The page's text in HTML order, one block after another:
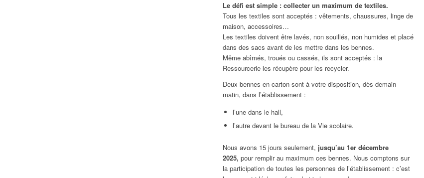
Le défi est simple : collecter un maximum de textiles.
Tous les textiles sont acceptés : vêtements, chaussures, linge de
maison, accessoires…
Les textiles doivent être lavés, non souillés, non humides et placé
dans des sacs avant de les mettre dans les bennes.
Même abîmés, troués ou cassés, ils sont acceptés : la
Ressourcerie les récupère pour les recycler.
Deux bennes en carton sont à votre disposition, dès demain
matin, dans l’établissement :
l’une dans le hall,
l’autre devant le bureau de la Vie scolaire.
Nous avons 15 jours seulement, jusqu’au 1er décembre
2025, pour remplir au maximum ces bennes. Nous comptons sur
la participation de toutes les personnes de l’établissement : c’est